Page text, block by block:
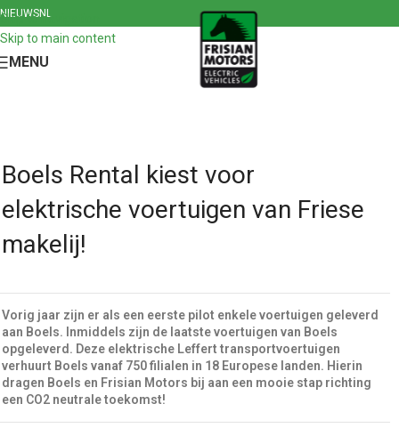
Skip to navigation
Skip to main content
NIEUWSNL
MENU
Boels Rental kiest voor
elektrische voertuigen van Friese
makelij!
Vorig jaar zijn er als een eerste pilot enkele voertuigen geleverd
aan Boels. Inmiddels zijn de laatste voertuigen van Boels
opgeleverd. Deze elektrische Leffert transportvoertuigen
verhuurt Boels vanaf 750 filialen in 18 Europese landen. Hierin
dragen Boels en Frisian Motors bij aan een mooie stap richting
een CO2 neutrale toekomst!